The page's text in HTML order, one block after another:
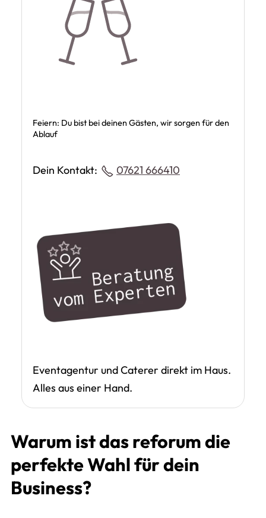
Feiern: Du bist bei deinen Gästen, wir sorgen für den
Ablauf
Dein Kontakt: 07621 666410
Eventagentur und Caterer direkt im Haus.
Alles aus einer Hand.
Warum ist das reforum die
perfekte Wahl für dein
Business?